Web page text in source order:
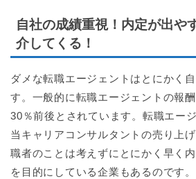
自社の成績重視！内定が出や
介してくる！
ダメな転職エージェントはとにかく
す。一般的に転職エージェントの報
30％前後とされています。転職エー
当キャリアコンサルタントの売り上
職者のことは考えずにとにかく早く
を目的にしている企業もあるのです。